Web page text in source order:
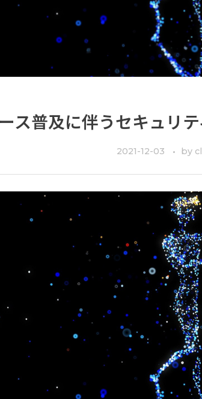
ス普及に伴うセキュリ
2021-12-03 by